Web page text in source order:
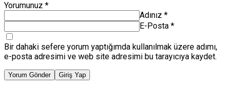
Yorumunuz *
Adınız *
E-Posta *
Bir dahaki sefere yorum yaptığımda kullanılmak üzere adımı,
e-posta adresimi ve web site adresimi bu tarayıcıya kaydet.
Yorum Gönder Giriş Yap